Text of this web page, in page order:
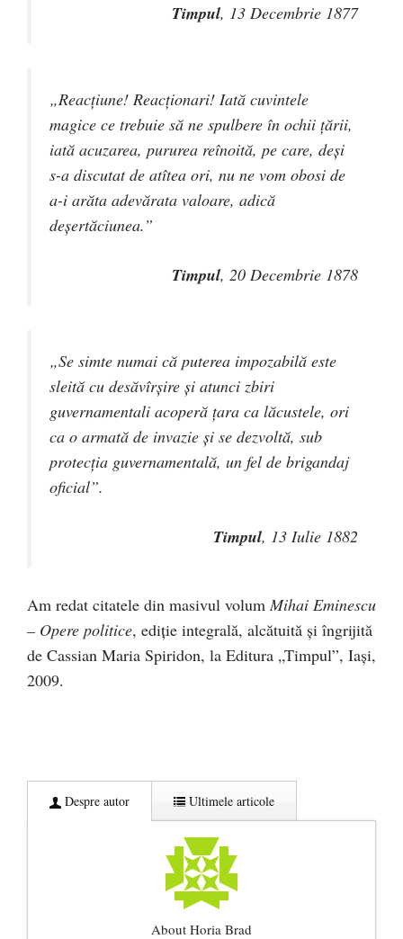
Timpul, 13 Decembrie 1877
„Reacţiune! Reacţionari! Iată cuvintele
magice ce trebuie să ne spulbere în ochii ţării,
iată acuzarea, pururea reînoită, pe care, deşi
s-a discutat de atîtea ori, nu ne vom obosi de
a-i arăta adevărata valoare, adică
deşertăciunea.”
Timpul, 20 Decembrie 1878
„Se simte numai că puterea impozabilă este
sleită cu desăvîrşire şi atunci zbiri
guvernamentali acoperă ţara ca lăcustele, ori
ca o armată de invazie şi se dezvoltă, sub
protecţia guvernamentală, un fel de brigandaj
oficial”.
Timpul, 13 Iulie 1882
Am redat citatele din masivul volum Mihai Eminescu
– Opere politice, ediţie integrală, alcătuită şi îngrijită
de Cassian Maria Spiridon, la Editura „Timpul”, Iaşi,
2009.
Despre autor Ultimele articole
About Horia Brad